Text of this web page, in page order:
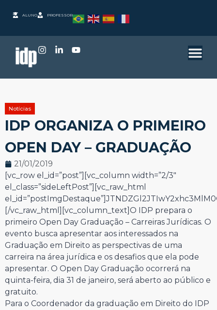
ALUNO PROFESSOR
Notícias
IDP ORGANIZA O PRIMEIRO
OPEN DAY – GRADUAÇÃO
21/01/2019
[vc_row el_id=”post”][vc_column width=”2/3″
el_class=”sideLeftPost”][vc_raw_html
[/vc_raw_html][vc_column_text]O IDP prepara o
primeiro Open Day Graduação – Carreiras Jurídicas. O
evento busca apresentar aos interessados na
Graduação em Direito as perspectivas de uma
carreira na área jurídica e os desafios que ela pode
apresentar. O Open Day Graduação ocorrerá na
quinta-feira, dia 31 de janeiro, será aberto ao público e
gratuito.
Para o Coordenador da graduação em Direito do IDP